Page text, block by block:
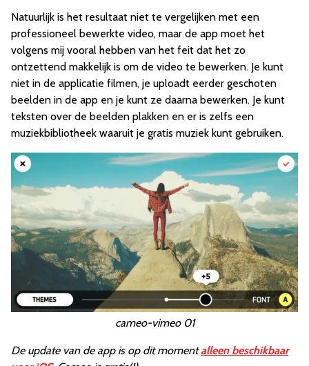
Natuurlijk is het resultaat niet te vergelijken met een
professioneel bewerkte video, maar de app moet het
volgens mij vooral hebben van het feit dat het zo
ontzettend makkelijk is om de video te bewerken. Je kunt
niet in de applicatie filmen, je uploadt eerder geschoten
beelden in de app en je kunt ze daarna bewerken. Je kunt
teksten over de beelden plakken en er is zelfs een
muziekbibliotheek waaruit je gratis muziek kunt gebruiken.
cameo-vimeo 01
De update van de app is op dit momentalleen beschikbaar